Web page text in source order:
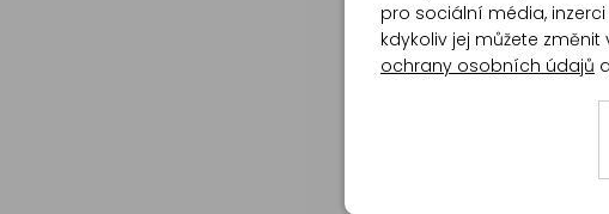
pro sociální média,
kdykoliv jej můžete
ochrany osobních údajů a